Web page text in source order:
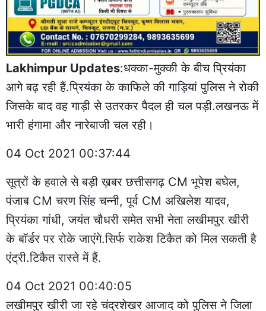
Lakhimpur Updates:धक्का-मुक्की के बीच प्रियंका
आगे बढ़ रही हैं.प्रियंका के काफिले की गाड़ियां पुलिस ने रोकी
जिसके बाद वह गाड़ी से उतरकर पैदल ही चल पड़ी.लखनऊ में
भारी हंगामा और नारेबाजी चल रही।
04 Oct 2021 00:37:44
सूत्रों के हवाले से बड़ी ख़बर छत्तीसगढ़ CM भूपेश बघेल,
पंजाब CM चरण सिंह चन्नी, पूर्व CM अखिलेश यादव,
प्रियंका गांधी, जयंत चौधरी समेत सभी नेता लखीमपुर खीरी
के बॉर्डर पर रोके जाएंगे.सिर्फ राकेश टिकैत को मिल सकती है
एंट्री.टिकैत रास्ते में हैं.
04 Oct 2021 00:40:05
लखीमपुर खीरी जा रहे चंद्रशेखर आजाद को पुलिस ने जिला